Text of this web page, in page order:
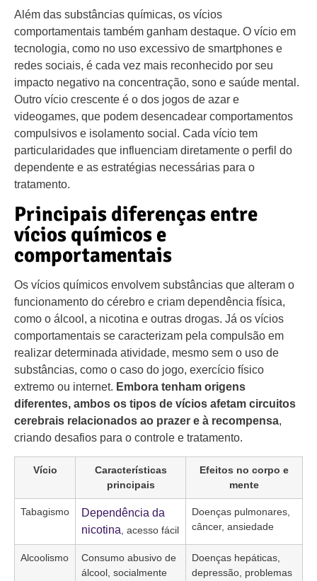
Além das substâncias químicas, os vícios
comportamentais também ganham destaque. O vício em
tecnologia, como no uso excessivo de smartphones e
redes sociais, é cada vez mais reconhecido por seu
impacto negativo na concentração, sono e saúde mental.
Outro vício crescente é o dos jogos de azar e
videogames, que podem desencadear comportamentos
compulsivos e isolamento social. Cada vício tem
particularidades que influenciam diretamente o perfil do
dependente e as estratégias necessárias para o
tratamento.
Principais diferenças entre
vícios químicos e
comportamentais
Os vícios químicos envolvem substâncias que alteram o
funcionamento do cérebro e criam dependência física,
como o álcool, a nicotina e outras drogas. Já os vícios
comportamentais se caracterizam pela compulsão em
realizar determinada atividade, mesmo sem o uso de
substâncias, como o caso do jogo, exercício físico
extremo ou internet. Embora tenham origens
diferentes, ambos os tipos de vícios afetam circuitos
cerebrais relacionados ao prazer e à recompensa,
criando desafios para o controle e tratamento.
Vício
Características
principais
Efeitos no corpo e
mente
Tabagismo
Dependência da
nicotina, acesso fácil
Doenças pulmonares,
câncer, ansiedade
Alcoolismo
Consumo abusivo de
álcool, socialmente
Doenças hepáticas,
depressão, problemas